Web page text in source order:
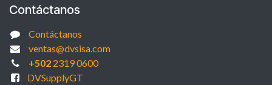
Contáctanos
Contáctanos
ventas@dvsisa.com
+5022319 0600
DVSupplyGT